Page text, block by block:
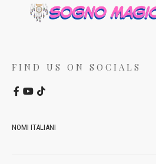
FIND US ON SOCIALS
NOMI ITALIANI